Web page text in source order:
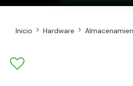
Inicio Hardware